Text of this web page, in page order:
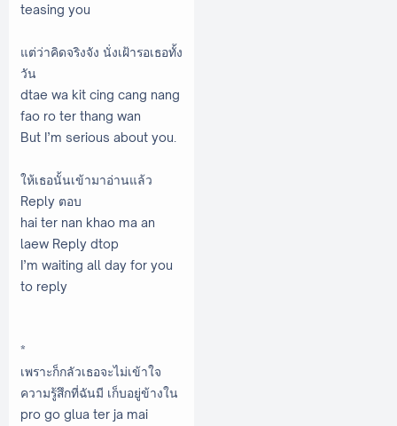
teasing you
แต่ว่าคิดจริงจัง นั่งเฝ้ารอเธอทั้ง
วัน
dtae wa kit cing cang nang
fao ro ter thang wan
But I’m serious about you.
ให้เธอนั้นเข้ามาอ่านแล้ว
Reply ตอบ
hai ter nan khao ma an
laew Reply dtop
I’m waiting all day for you
to reply
*
เพราะก็กลัวเธอจะไม่เข้าใจ
ความรู้สึกที่ฉันมี เก็บอยู่ข้างใน
pro go glua ter ja mai